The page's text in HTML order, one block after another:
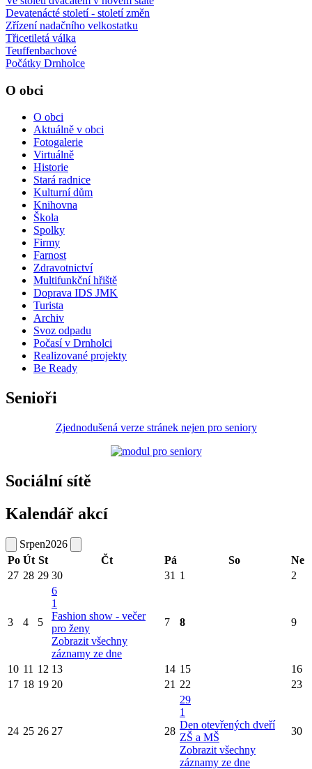
Devatenácté století - století změn
Zřízení nadačního velkostatku
Třicetiletá válka
Teuffenbachové
Počátky Drnholce
O obci
O obci
Aktuálně v obci
Fotogalerie
Virtuálně
Historie
Stará radnice
Kulturní dům
Knihovna
Škola
Spolky
Firmy
Farnost
Zdravotnictví
Multifunkční hřiště
Doprava IDS JMK
Turista
Archiv
Svoz odpadu
Počasí v Drnholci
Realizované projekty
Be Ready
Senioři
Zjednodušená verze stránek nejen pro seniory
Sociální sítě
Kalendář akcí
Srpen2026
Po Út St Čt Pá So
Ne
27 28 29 30 31 1 2
3 4 5
6
1
Fashion show - večer
pro ženy
Zobrazit všechny
záznamy ze dne
7 8 9
10 11 12 13 14 15
16
17 18 19 20 21 22 23
24 25 26 27 28
29
1
Den otevřených dveří
ZŠ a MŠ
Zobrazit všechny
záznamy ze dne
30